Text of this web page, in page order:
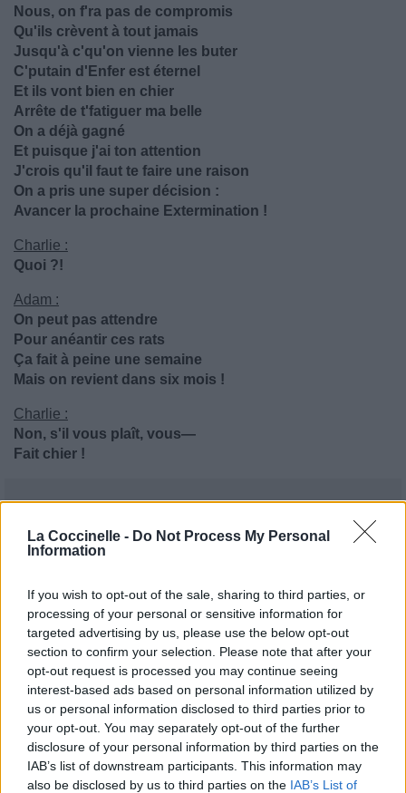
La Coccinelle - Do Not Process My Personal
Information
If you wish to opt-out of the sale, sharing to third parties, or
processing of your personal or sensitive information for
targeted advertising by us, please use the below opt-out
section to confirm your selection. Please note that after your
opt-out request is processed you may continue seeing
interest-based ads based on personal information utilized by
us or personal information disclosed to third parties prior to
your opt-out. You may separately opt-out of the further
disclosure of your personal information by third parties on the
IAB’s list of downstream participants. This information may
also be disclosed by us to third parties on the IAB’s List of
Nous, on f'ra pas de compromis
Qu'ils crèvent à tout jamais
Jusqu'à c'qu'on vienne les buter
C'putain d'Enfer est éternel
Et ils vont bien en chier
Arrête de t'fatiguer ma belle
On a déjà gagné
Et puisque j'ai ton attention
J'crois qu'il faut te faire une raison
On a pris une super décision :
Avancer la prochaine Extermination !
Charlie :
Quoi ?!
Adam :
On peut pas attendre
Pour anéantir ces rats
Ça fait à peine une semaine
Mais on revient dans six mois !
Charlie :
Non, s'il vous plaît, vous—
Fait chier !